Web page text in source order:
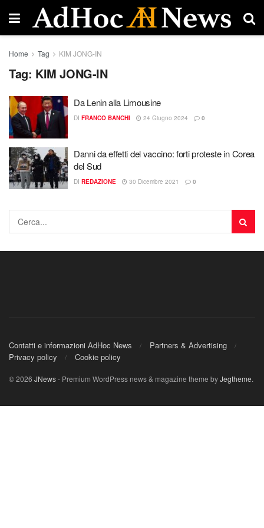
Home Tag KIM JONG-IN
Tag: KIM JONG-IN
Da Lenin alla Limousine
DI FRANCO BANCHI 24 Giugno 2024 0
Danni da effetti del vaccino: forti proteste in Corea
del Sud
DI REDAZIONE 30 Dicembre 2021 0
Contatti e informazioni AdHoc News
Partners & Advertising
Privacy policy
Cookie policy
© 2026 JNews- Premium WordPress news & magazine theme byJegtheme.